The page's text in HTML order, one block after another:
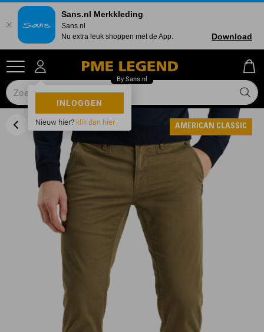
INLOGGEN
Nieuw hier? klik dan hier AMERICAN CLASSIC
Sans.nl Merkkleding
Sans.nl
Nu extra leuk shoppen met de App.
Download